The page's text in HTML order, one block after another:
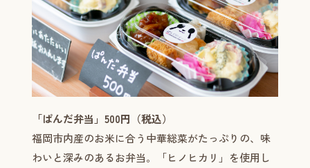
「ぱんだ弁当」500円（税込）
福岡市内産のお米に合う中華総菜がたっぷりの、味
わいと深みのあるお弁当。「ヒノヒカリ」を使用し